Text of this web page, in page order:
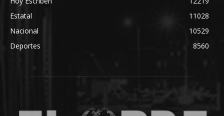
Estatal
11028
Nacional
10529
Deportes
8560